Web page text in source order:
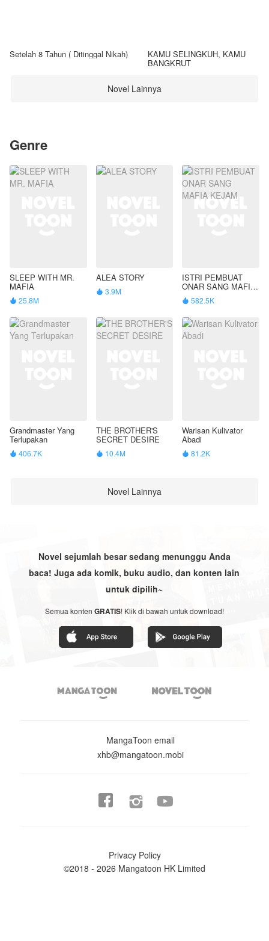
Setelah 8 Tahun ( Ditinggal Nikah) KAMU SELINGKUH, KAMU
BANGKRUT
Novel Lainnya
Genre
SLEEP WITH MR.
MAFIA
 25.8M
ALEA STORY
 3.9M
ISTRI PEMBUAT
ONAR SANG MAFIA
KEJAM
 582.5K
Grandmaster Yang
Terlupakan
 406.7K
THE BROTHER'S
SECRET DESIRE
 10.4M
Warisan Kulivator
Abadi
 81.2K
Novel Lainnya
Novel sejumlah besar sedang menunggu Anda
baca! Juga ada komik, buku audio, dan konten lain
untuk dipilih~
Semua konten GRATIS! Klik di bawah untuk download!
 
MangaToon email
xhb@mangatoon.mobi
 
Privacy Policy
©2018 - 2026 Mangatoon HK Limited